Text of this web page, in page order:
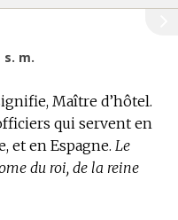
s. m.
Maître d’hôtel.
qui servent en
et en Espagne. Le
du roi, de la reine